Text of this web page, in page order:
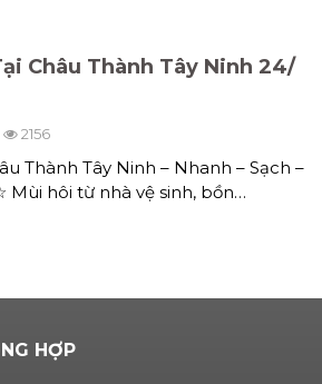
Châu Thành Tây Ninh 24/
2156
Thành Tây Ninh – Nhanh – Sạch –
Mùi hôi từ nhà vệ sinh, bồn…
HỢP